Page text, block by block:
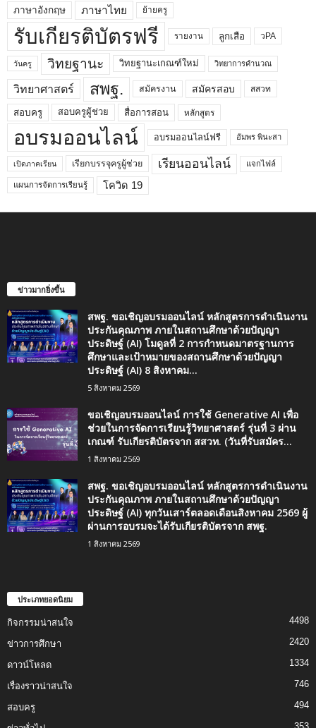
ภาษาอังกฤษ ภาษาไทย ย้ายครู
รับเกียรติบัตรฟรี รายงาน ลูกเสือ วPA
วันครู วิทยฐานะ วิทยฐานะเกณฑ์ใหม่ วิทยาการคำนวณ
วิทยาศาสตร์ สพฐ. สมัครงาน สมัครสอบ สสวท
สอบครู สอบครูผู้ช่วย สื่อการสอน หลักสูตร
อบรมออนไลน์ อบรมออนไลน์ฟรี อัมพร พินะสา
เปิดภาคเรียน เรียกบรรจุครูผู้ช่วย เรียนออนไลน์ แจกไฟล์
แผนการจัดการเรียนรู้ โควิด 19
ข่าวมากยิ่งขึ้น
สพฐ. ขอเชิญอบรมออนไลน์ หลักสูตรการดำเนินงาน
ประกันคุณภาพ ภายในสถานศึกษาด้วยปัญญา
ประดิษฐ์ (AI) โมดูลที่ 2 การกำหนดมาตรฐานการ
ศึกษาและเป้าหมายของสถานศึกษาด้วยปัญญา
ประดิษฐ์ (AI) 8 สิงหาคม...
5 สิงหาคม 2569
ขอเชิญอบรมออนไลน์ การใช้ Generative AI เพื่อ
ช่วยในการจัดการเรียนรู้วิทยาศาสตร์ รุ่นที่ 3 ผ่าน
เกณฑ์ รับเกียรติบัตรจาก สสวท. (วันที่รับสมัคร...
1 สิงหาคม 2569
สพฐ. ขอเชิญอบรมออนไลน์ หลักสูตรการดำเนินงาน
ประกันคุณภาพ ภายในสถานศึกษาด้วยปัญญา
ประดิษฐ์ (AI) ทุกวันเสาร์ตลอดเดือนสิงหาคม 2569 ผู้
ผ่านการอบรมจะได้รับเกียรติบัตรจาก สพฐ.
1 สิงหาคม 2569
ประเภทยอดนิยม
กิจกรรมน่าสนใจ 4498
ข่าวการศึกษา 2420
ดาวน์โหลด 1334
เรื่องราวน่าสนใจ 746
สอบครู 494